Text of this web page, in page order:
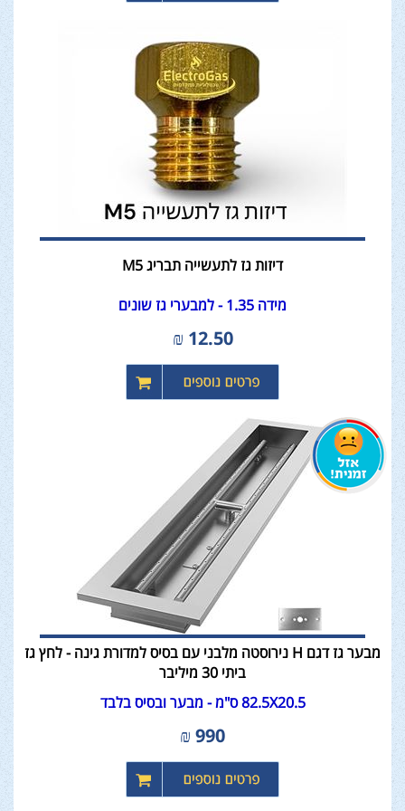
דיזות גז לתעשייה תבריג M5
מידה 1.35 - למבערי גז שונים
12.50
₪
מבער גז דגם H נירוסטה מלבני עם בסיס למדורת גינה - לחץ גז
ביתי 30 מיליבר
82.5X20.5 ס"מ - מבער ובסיס בלבד
990
₪